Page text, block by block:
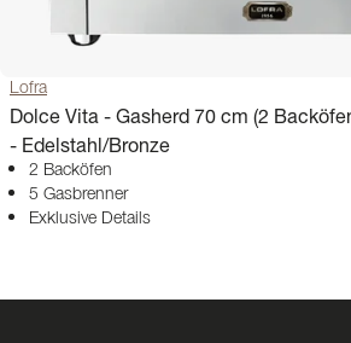
Lofra
Dolce Vita - Gasherd 70 cm (2
- Edelstahl/Bronze
2 Backöfen
5 Gasbrenner
Exklusive Details